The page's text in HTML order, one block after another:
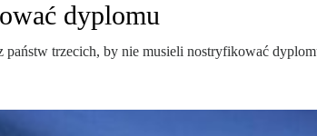
dyplomu
trzecich, by nie musieli nostryfikować